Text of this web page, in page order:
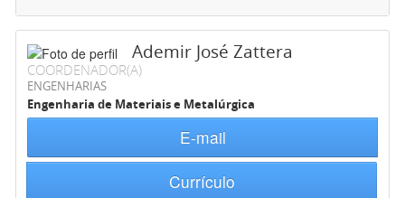
Ademir José Zattera
COORDENADOR(A)
ENGENHARIAS
Engenharia de Materiais e Metalúrgica
E-mail
Currículo